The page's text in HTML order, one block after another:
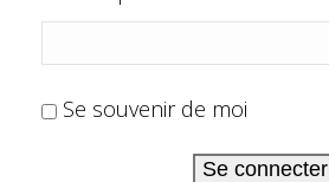
Se souvenir de moi
Se connecter